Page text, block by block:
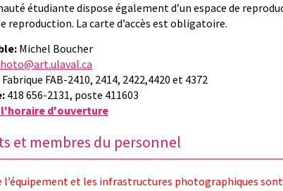
étudiante dispose également d’un espace de
reproduction. La carte d’accès est obligatoire.
Michel Boucher
Fabrique FAB-2410, 2414, 2422,4420 et 4372
418 656-2131, poste 411603
d'ouverture
et membres du personnel
l’équipement et les infrastructures photographiques